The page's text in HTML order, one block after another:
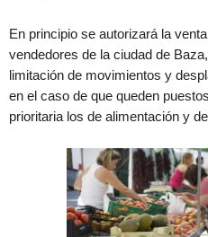
En principio se autorizará la
vendedores de la ciudad de
limitación de movimientos y
en el caso de que queden
prioritaria los de alimentación y